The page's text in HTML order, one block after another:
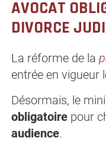
AVOCAT
DIVORCE
La réforme de la
entrée en vigueur
Désormais, le
obligatoirepour
audience.